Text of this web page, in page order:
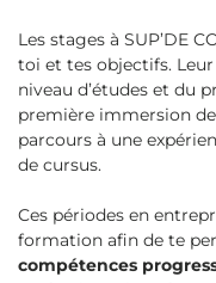
Les stages à SUP’DE
toi et tes objectifs.
niveau d’études et du
première immersion
parcours à une
de cursus.
Ces périodes en
formation afin de te
compétences